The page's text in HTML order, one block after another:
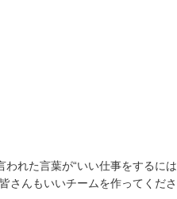
れた言葉が“いい仕事をするには
さんもいいチームを作ってくださ